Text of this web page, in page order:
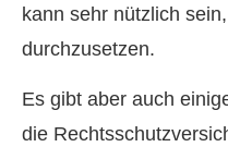
kann sehr nützlich
durchzusetzen.
Es gibt aber auch
die